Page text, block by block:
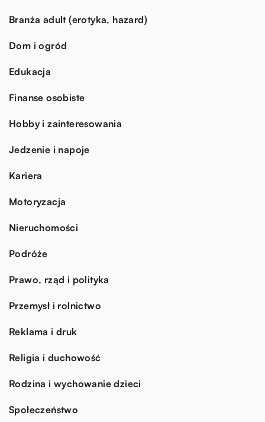
Branża adult (erotyka, hazard)
Dom i ogród
Edukacja
Finanse osobiste
Hobby i zainteresowania
Jedzenie i napoje
Kariera
Motoryzacja
Nieruchomości
Podróże
Prawo, rząd i polityka
Przemysł i rolnictwo
Reklama i druk
Religia i duchowość
Rodzina i wychowanie dzieci
Społeczeństwo